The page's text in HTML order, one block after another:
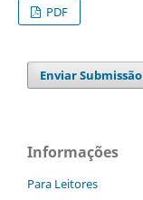
PDF
Enviar Submissão
Informações
Para Leitores